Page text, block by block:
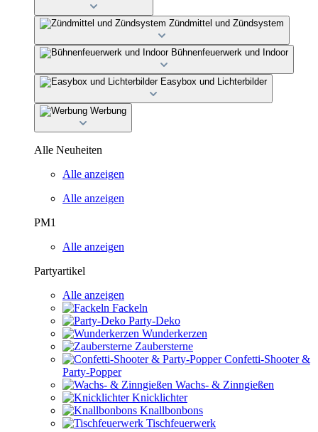
Zündmittel und Zündsystem
Bühnenfeuerwerk und Indoor
Easybox und Lichterbilder
Werbung
Alle Neuheiten
Alle anzeigen
Alle anzeigen
PM1
Alle anzeigen
Partyartikel
Alle anzeigen
Fackeln
Party-Deko
Wunderkerzen
Zaubersterne
Confetti-Shooter &
Party-Popper
Wachs- & Zinngießen
Knicklichter
Knallbonbons
Tischfeuerwerk